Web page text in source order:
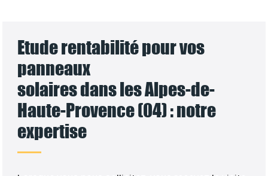
Etude rentabilité pour vos
panneaux
solaires dans les Alpes-de-
Haute-Provence (04) : notre
expertise